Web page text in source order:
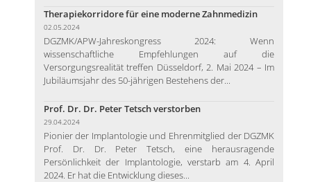
Therapiekorridore für eine moderne Zahnmedizin
02.05.2024
DGZMK/APW-Jahreskongress 2024: Wenn
wissenschaftliche Empfehlungen auf die
Versorgungsrealität treffen Düsseldorf, 2. Mai 2024 – Im
Jubiläumsjahr des 50-jährigen Bestehens der...
Prof. Dr. Dr. Peter Tetsch verstorben
29.04.2024
Pionier der Implantologie und Ehrenmitglied der DGZMK
Prof. Dr. Dr. Peter Tetsch, eine herausragende
Persönlichkeit der Implantologie, verstarb am 4. April
2024. Er hat die Entwicklung dieses...